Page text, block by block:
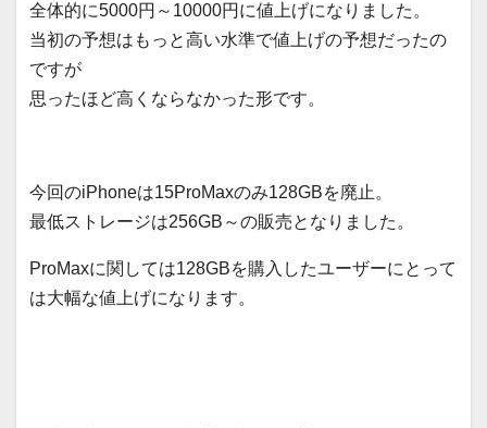
全体的に5000円～10000円に値上げになりました。
当初の予想はもっと高い水準で値上げの予想だったの
ですが
思ったほど高くならなかった形です。
今回のiPhoneは15ProMaxのみ128GBを廃止。
最低ストレージは256GB～の販売となりました。
ProMaxに関しては128GBを購入したユーザーにとって
は大幅な値上げになります。